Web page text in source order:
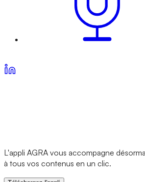
L'appli AGRA vous accompagne
à tous vos contenus en un clic.